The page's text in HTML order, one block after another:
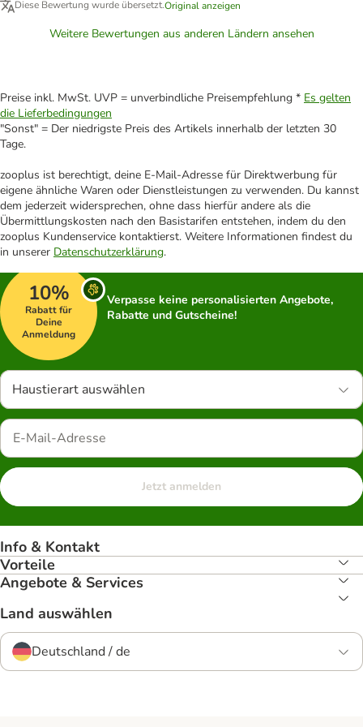
Diese Bewertung wurde übersetzt.Original anzeigen
Weitere Bewertungen aus anderen Ländern ansehen
Preise inkl. MwSt. UVP = unverbindliche Preisempfehlung * Es gelten
die Lieferbedingungen
"Sonst" = Der niedrigste Preis des Artikels innerhalb der letzten 30
Tage.
zooplus ist berechtigt, deine E-Mail-Adresse für Direktwerbung für
eigene ähnliche Waren oder Dienstleistungen zu verwenden. Du kannst
dem jederzeit widersprechen, ohne dass hierfür andere als die
Übermittlungskosten nach den Basistarifen entstehen, indem du den
zooplus Kundenservice kontaktierst. Weitere Informationen findest du
in unserer Datenschutzerklärung.
10%
Rabatt für
Deine
Anmeldung
Verpasse keine personalisierten Angebote,
Rabatte und Gutscheine!
Haustierart auswählen
Jetzt anmelden
Info & Kontakt
Vorteile
Angebote & Services
Land auswählen
Deutschland / de